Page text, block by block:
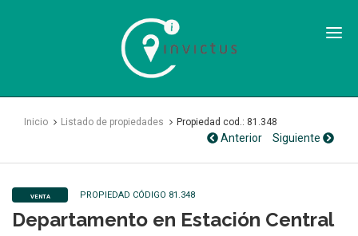
Inmobiliaria
Inicio Listado de propiedades Propiedad cod.: 81.348
Anterior Siguiente
VENTA PROPIEDAD CÓDIGO 81.348
Departamento en Estación Central